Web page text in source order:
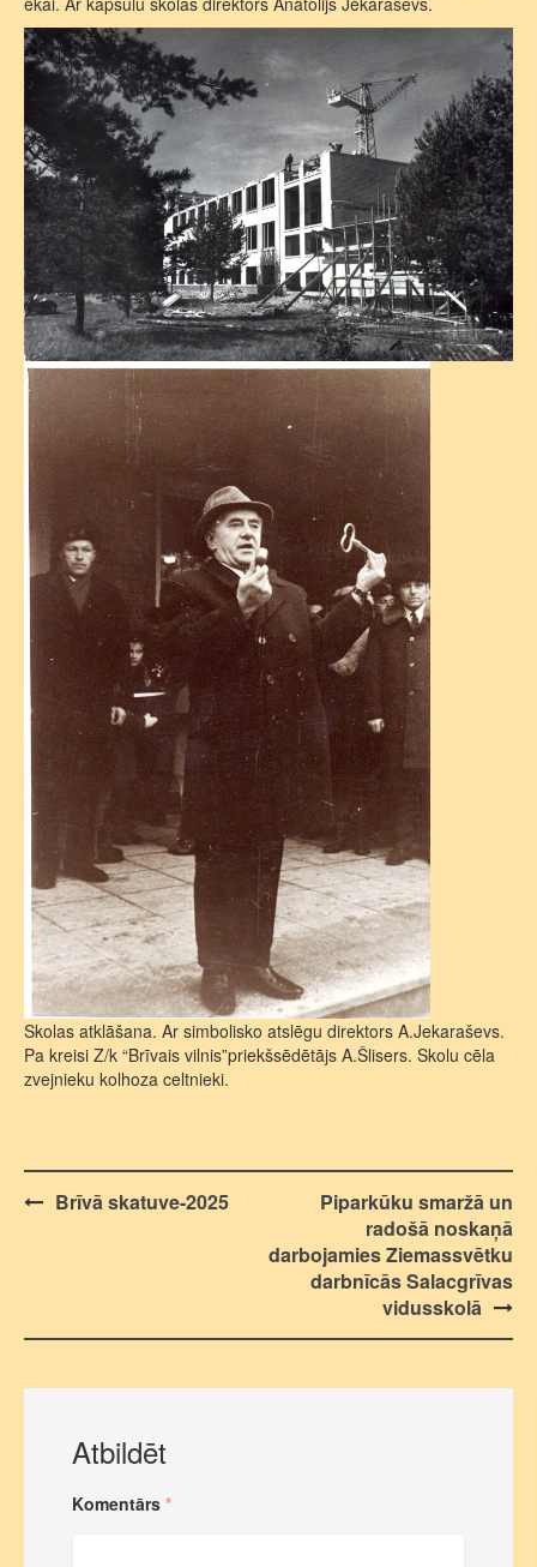
Skolas atklāšana. Ar simbolisko atslēgu direktors A.Jekaraševs.
Pa kreisi Z/k “Brīvais vilnis”priekšsēdētājs A.Šlisers. Skolu cēla
zvejnieku kolhoza celtnieki.
PostBrīvā skatuve-2025
Piparkūku smaržā un
radošā noskaņā
darbojamies Ziemassvētku
darbnīcās Salacgrīvas
vidusskolā
Atbildēt
Komentārs *